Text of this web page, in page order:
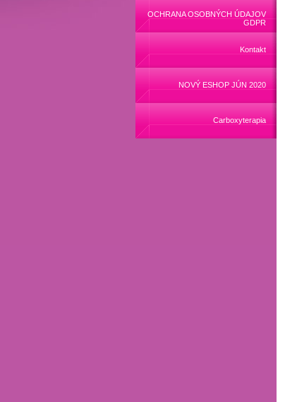
OCHRANA OSOBNÝCH ÚDAJOV
GDPR
Kontakt
NOVÝ ESHOP JÚN 2020
Carboxyterapia